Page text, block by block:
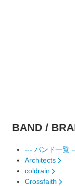
BAND /
--- バンド一覧
Architects
coldrain
Crossfaith